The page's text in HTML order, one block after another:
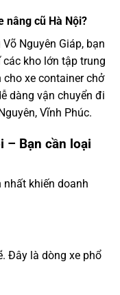
nâng cũ Hà Nội?
Nguyên Giáp, bạn
kho lớn tập trung
xe container chở
dàng vận chuyển đi
Vĩnh Phúc.
– Bạn cần loại
nhất khiến doanh
Đây là dòng xe phổ